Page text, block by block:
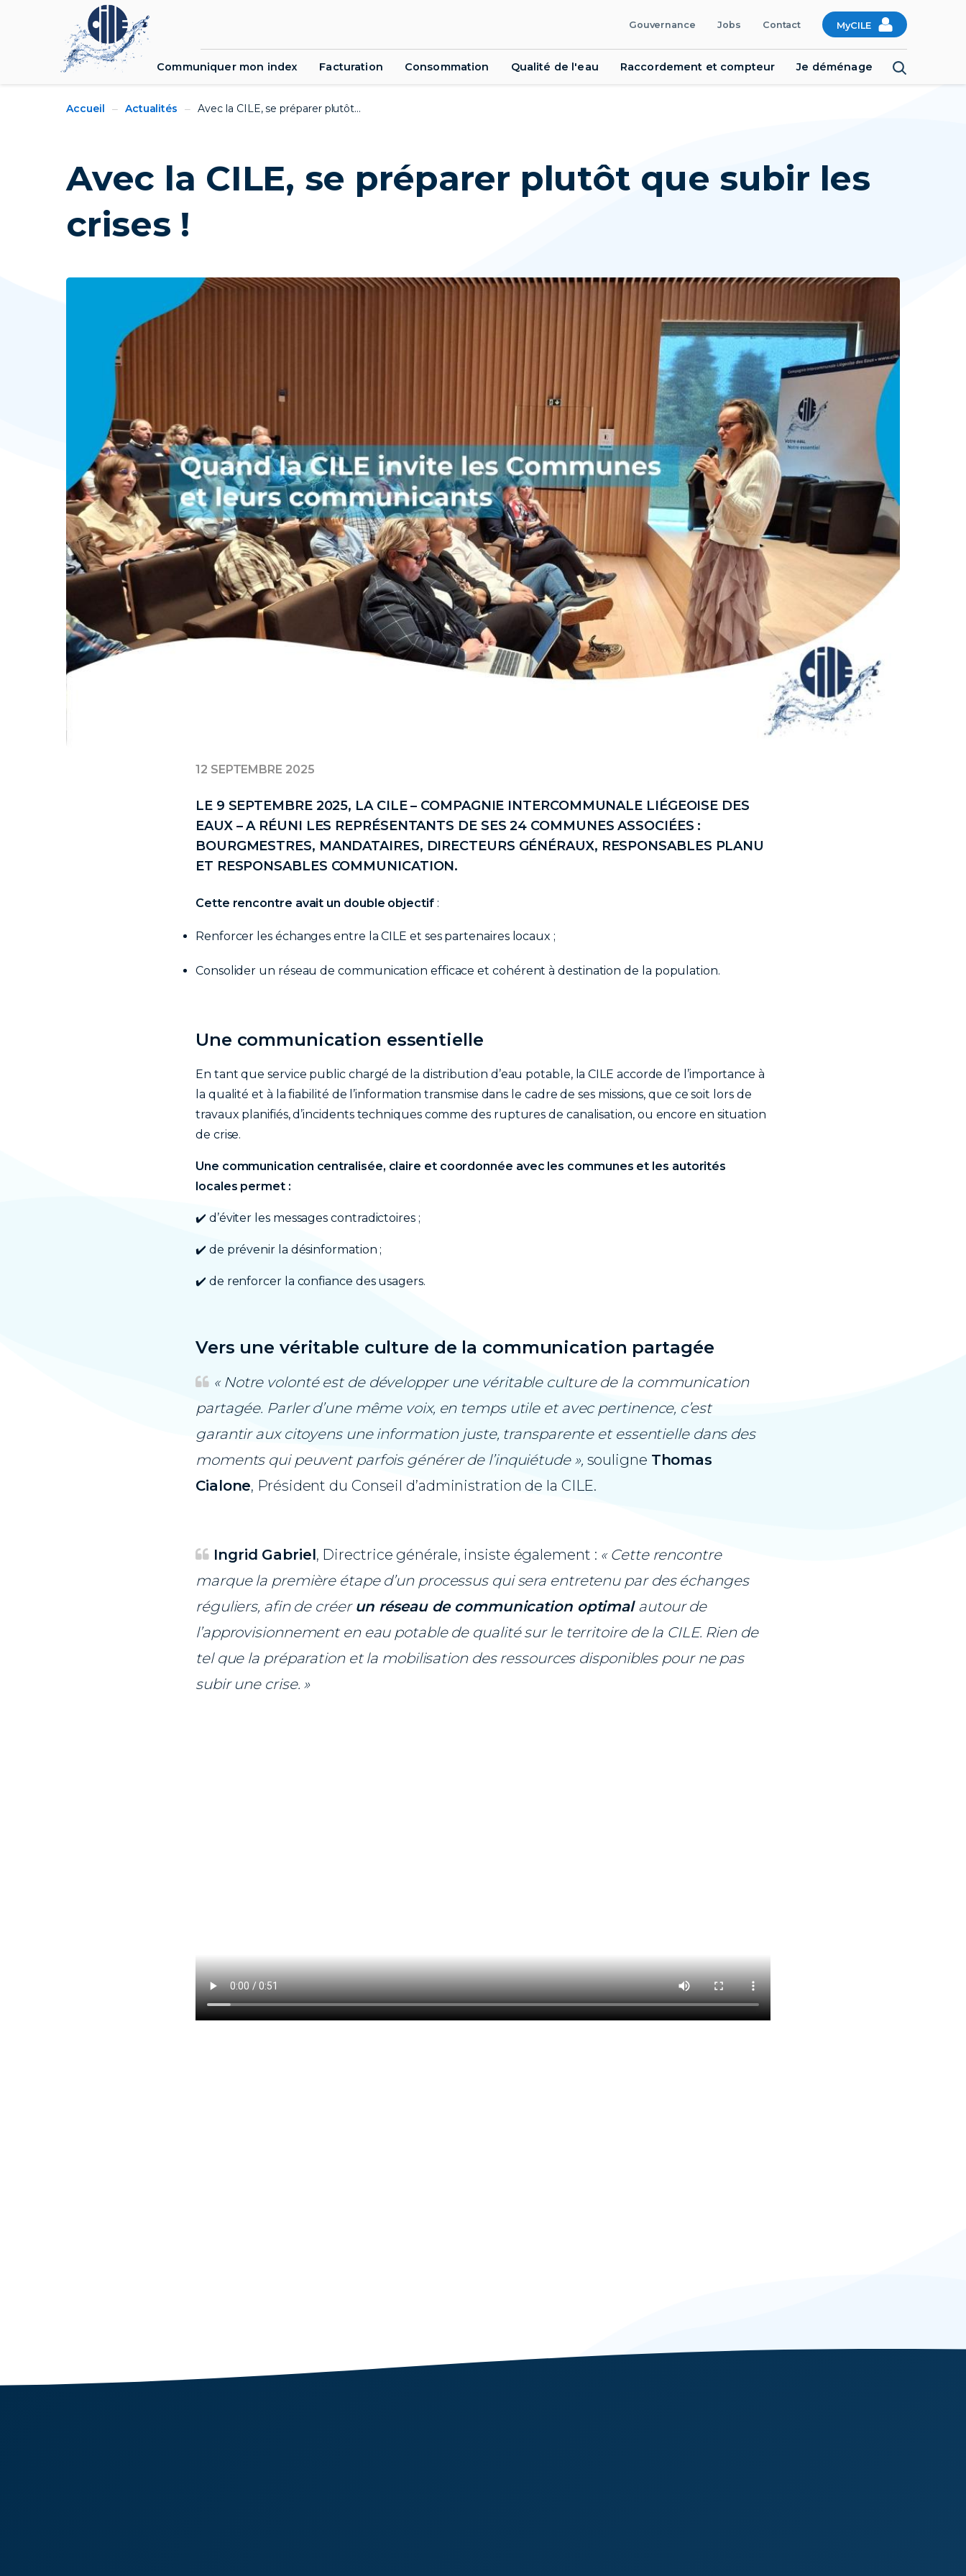
menu
Gouvernance Jobs Contact MyCILE
Communiquer mon index Facturation Consommation Qualité de l'eau Raccordement et compteur Je déménage
Breadcrumbs
You
Accueil Actualités Avec la CILE, se préparer plutôt...
Avec la CILE, se préparer plutôt que subir les
crises !
12 SEPTEMBRE 2025
LE 9 SEPTEMBRE 2025, LA CILE – COMPAGNIE INTERCOMMUNALE LIÉGEOISE DES
EAUX – A RÉUNI LES REPRÉSENTANTS DE SES 24 COMMUNES ASSOCIÉES :
BOURGMESTRES, MANDATAIRES, DIRECTEURS GÉNÉRAUX, RESPONSABLES PLANU
ET RESPONSABLES COMMUNICATION.
Cette rencontre avait un double objectif:
Renforcer les échanges entre la CILE et ses partenaires locaux ;
Consolider un réseau de communication efficace et cohérent à destination de la population.
Une communication essentielle
En tant que service public chargé de la distribution d’eau potable, la CILE accorde de l’importance à
la qualité et à la fiabilité de l’information transmise dans le cadre de ses missions, que ce soit lors de
travaux planifiés, d’incidents techniques comme des ruptures de canalisation, ou encore en situation
de crise.
Une communication centralisée, claire et coordonnée avec les communes et les autorités
locales permet :
✔️ d’éviter les messages contradictoires ;
✔️ de prévenir la désinformation ;
✔️ de renforcer la confiance des usagers.
Vers une véritable culture de la communication partagée
« Notre volonté est de développer une véritable culture de la communication
partagée. Parler d’une même voix, en temps utile et avec pertinence, c’est
garantir aux citoyens une information juste, transparente et essentielle dans des
moments qui peuvent parfois générer de l’inquiétude », souligne Thomas
Cialone, Président du Conseil d’administration de la CILE.
Ingrid Gabriel, Directrice générale, insiste également : « Cette rencontre
marque la première étape d’un processus qui sera entretenu par des échanges
réguliers, afin de créer un réseau de communication optimal autour de
l’approvisionnement en eau potable de qualité sur le territoire de la CILE. Rien de
tel que la préparation et la mobilisation des ressources disponibles pour ne pas
subir une crise. »